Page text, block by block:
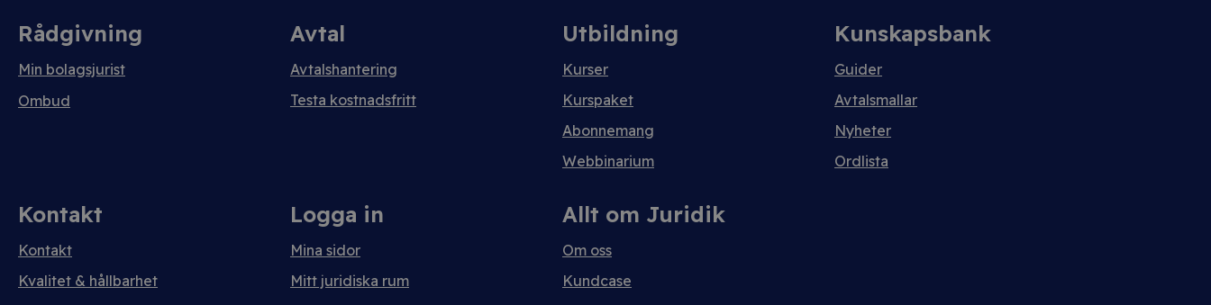
Rådgivning
Min bolagsjurist
Ombud
Avtal
Avtalshantering
Testa kostnadsfritt
Utbildning
Kurser
Kurspaket
Abonnemang
Webbinarium
Kunskapsbank
Guider
Avtalsmallar
Nyheter
Ordlista
Kontakt
Kontakt
Kvalitet & hållbarhet
Logga in
Mina sidor
Mitt juridiska rum
Allt om Juridik
Om oss
Kundcase